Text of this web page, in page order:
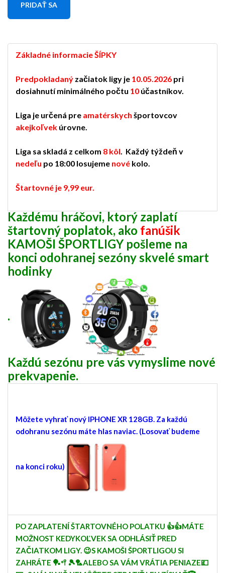
PRIDAŤ SA
Základné informacie ŠÍPKY
Predpokladaný začiatok ligy je 10.05.2026 pri
dosiahnutí minimálného počtu 10 účastníkov.
Liga je určená pre amatérskych športovcov
akejkoľvek úrovne.
Liga sa skladá z celkom 8 kôl. Každý týždeň v
nedeľu po 18:00 losujeme nové kolo.
Štartovné je 9,99 eur.
Každému hráčovi, ktorý zaplatí
štartovný poplatok, ako fanúšik
KAMOŠI ŠPORTLIGY pošleme na
konci odohranej sezóny skvelé smart
hodinky
.
Každú sezónu pre vás vymyslime nové
prekvapenie.
Môžete vyhrať nový IPHONE XR 128GB. Za každú
odohranu sezónu máte hlas naviac. (Losovať budeme
na konci roku)
PO ZAPLATENÍ ŠTARTOVNÉHO POLATKU 👍👍MÁTE
MOŽNOST KEDYKOĽVEK SA ODHLÁSIŤ PRED
ZAČIATKOM LIGY. 😉S KAMOŠI ŠPORTLIGOU SI
ZAHRÁTE 🏓🥍🎾🏸ALEBO SA VÁM VRÁTIA PENIAZE💷